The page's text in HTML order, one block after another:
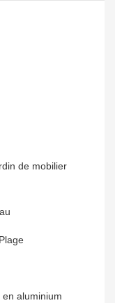
de mobilier
aluminium